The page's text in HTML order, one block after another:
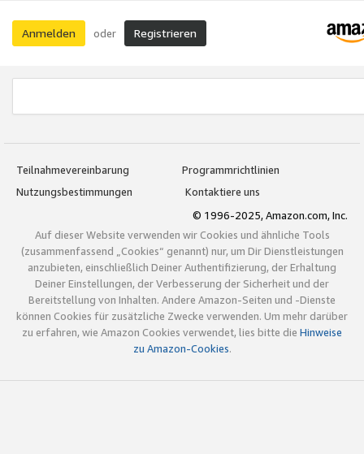
Anmelden oder Registrieren
Teilnahmevereinbarung
Programmrichtlinien
Nutzungsbestimmungen
Kontaktiere uns
© 1996-2025, Amazon.com, Inc.
Auf dieser Website verwenden wir Cookies und ähnliche Tools
(zusammenfassend „Cookies“ genannt) nur, um Dir Dienstleistungen
anzubieten, einschließlich Deiner Authentifizierung, der Erhaltung
Deiner Einstellungen, der Verbesserung der Sicherheit und der
Bereitstellung von Inhalten. Andere Amazon-Seiten und -Dienste
können Cookies für zusätzliche Zwecke verwenden. Um mehr darüber
zu erfahren, wie Amazon Cookies verwendet, lies bitte die Hinweise
zu Amazon-Cookies.